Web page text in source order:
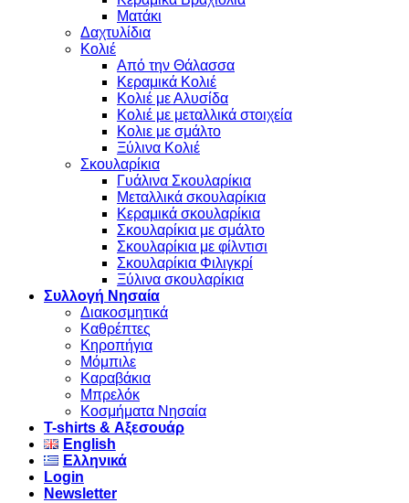
Ματάκι
Δαχτυλίδια
Κολιέ
Από την Θάλασσα
Κεραμικά Κολιέ
Κολιέ με Αλυσίδα
Κολιέ με μεταλλικά στοιχεία
Κολιε με σμάλτο
Ξύλινα Κολιέ
Σκουλαρίκια
Γυάλινα Σκουλαρίκια
Μεταλλικά σκουλαρίκια
Κεραμικά σκουλαρίκια
Σκουλαρίκια με σμάλτο
Σκουλαρίκια με φίλντισι
Σκουλαρίκια Φιλιγκρί
Ξύλινα σκουλαρίκια
Συλλογή Νησαία
Διακοσμητικά
Καθρέπτες
Κηροπήγια
Μόμπιλε
Καραβάκια
Μπρελόκ
Κοσμήματα Νησαία
Τ-shirts & Αξεσουάρ
English
Ελληνικά
Login
Newsletter